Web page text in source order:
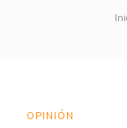
OPINIÓN